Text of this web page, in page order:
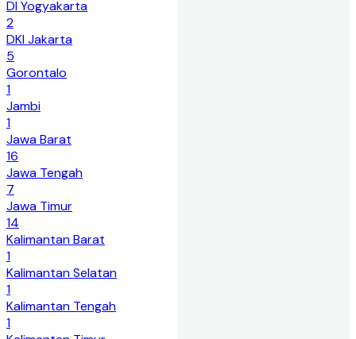
DI Yogyakarta
2
DKI Jakarta
5
Gorontalo
1
Jambi
1
Jawa Barat
16
Jawa Tengah
7
Jawa Timur
14
Kalimantan Barat
1
Kalimantan Selatan
1
Kalimantan Tengah
1